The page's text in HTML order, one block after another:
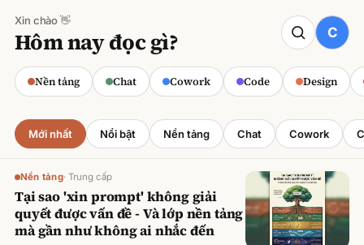
Xin chào 👋
Hôm nay đọc gì?
Nền tảng Chat Cowork Code Design
CODE
Claude cho Sales: Dự báo doanh số
chính xác
Minh Tuấn ·800 lượt xem
Mới nhất Nổi bật Nền tảng Chat Cowork
Nền tảng· Trung cấp
Tại sao 'xin prompt' không giải
quyết được vấn đề - Và lớp nền tảng
mà gần như không ai nhắc đến